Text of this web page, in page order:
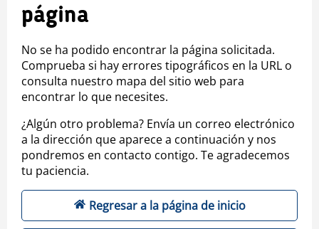
página
No se ha podido encontrar la página solicitada.
Comprueba si hay errores tipográficos en la URL o
consulta nuestro mapa del sitio web para
encontrar lo que necesites.
¿Algún otro problema? Envía un correo electrónico
a la dirección que aparece a continuación y nos
pondremos en contacto contigo. Te agradecemos
tu paciencia.
Regresar a la página de inicio